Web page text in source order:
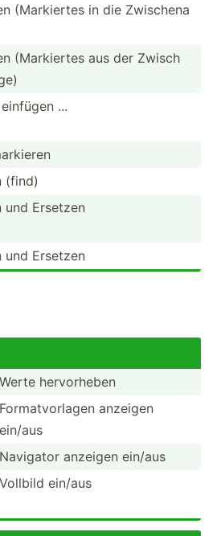
(Marki­​ertes in die Zwisch­​en­a​
(Marki­​ertes aus der Zwisch­​
...
(find)
und Ersetzen
und Ersetzen
Werte hervor­heben
Format­vor­lagen anzeigen
ein/aus
Navigator anzeigen ein/aus
Vollbild ein/aus